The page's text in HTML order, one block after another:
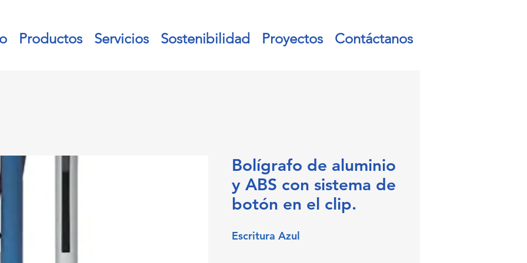
Productos Servicios Sostenibilidad Proyectos Contáctanos
Bolígrafo de aluminio
y ABS con sistema de
botón en el clip.
Escritura Azul